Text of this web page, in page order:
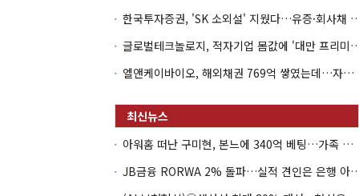
한국투자증권, 'SK 소외설' 지웠
글로벌테크놀로지, 적자기업 몸값
엘앤케이바이오, 해외채권 769억 쌓였는데…자회사 4곳 자본잠식
아워홈 떠난 구미현, 본느에 340억 베팅…가족 지배체제 구축
JB금융 RORWA 2% 돌파…실